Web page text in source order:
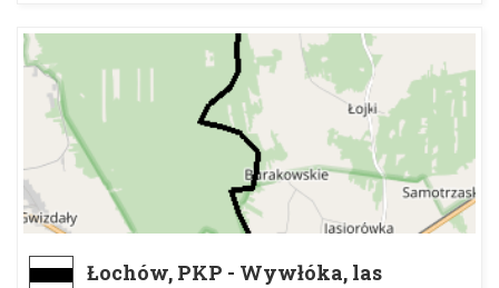
Łochów, PKP - Wywłóka, las